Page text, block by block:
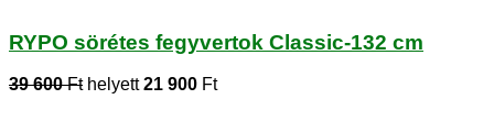
RYPO sörétes fegyvertok Classic-132 cm
39 600 Fthelyett21 900 Ft